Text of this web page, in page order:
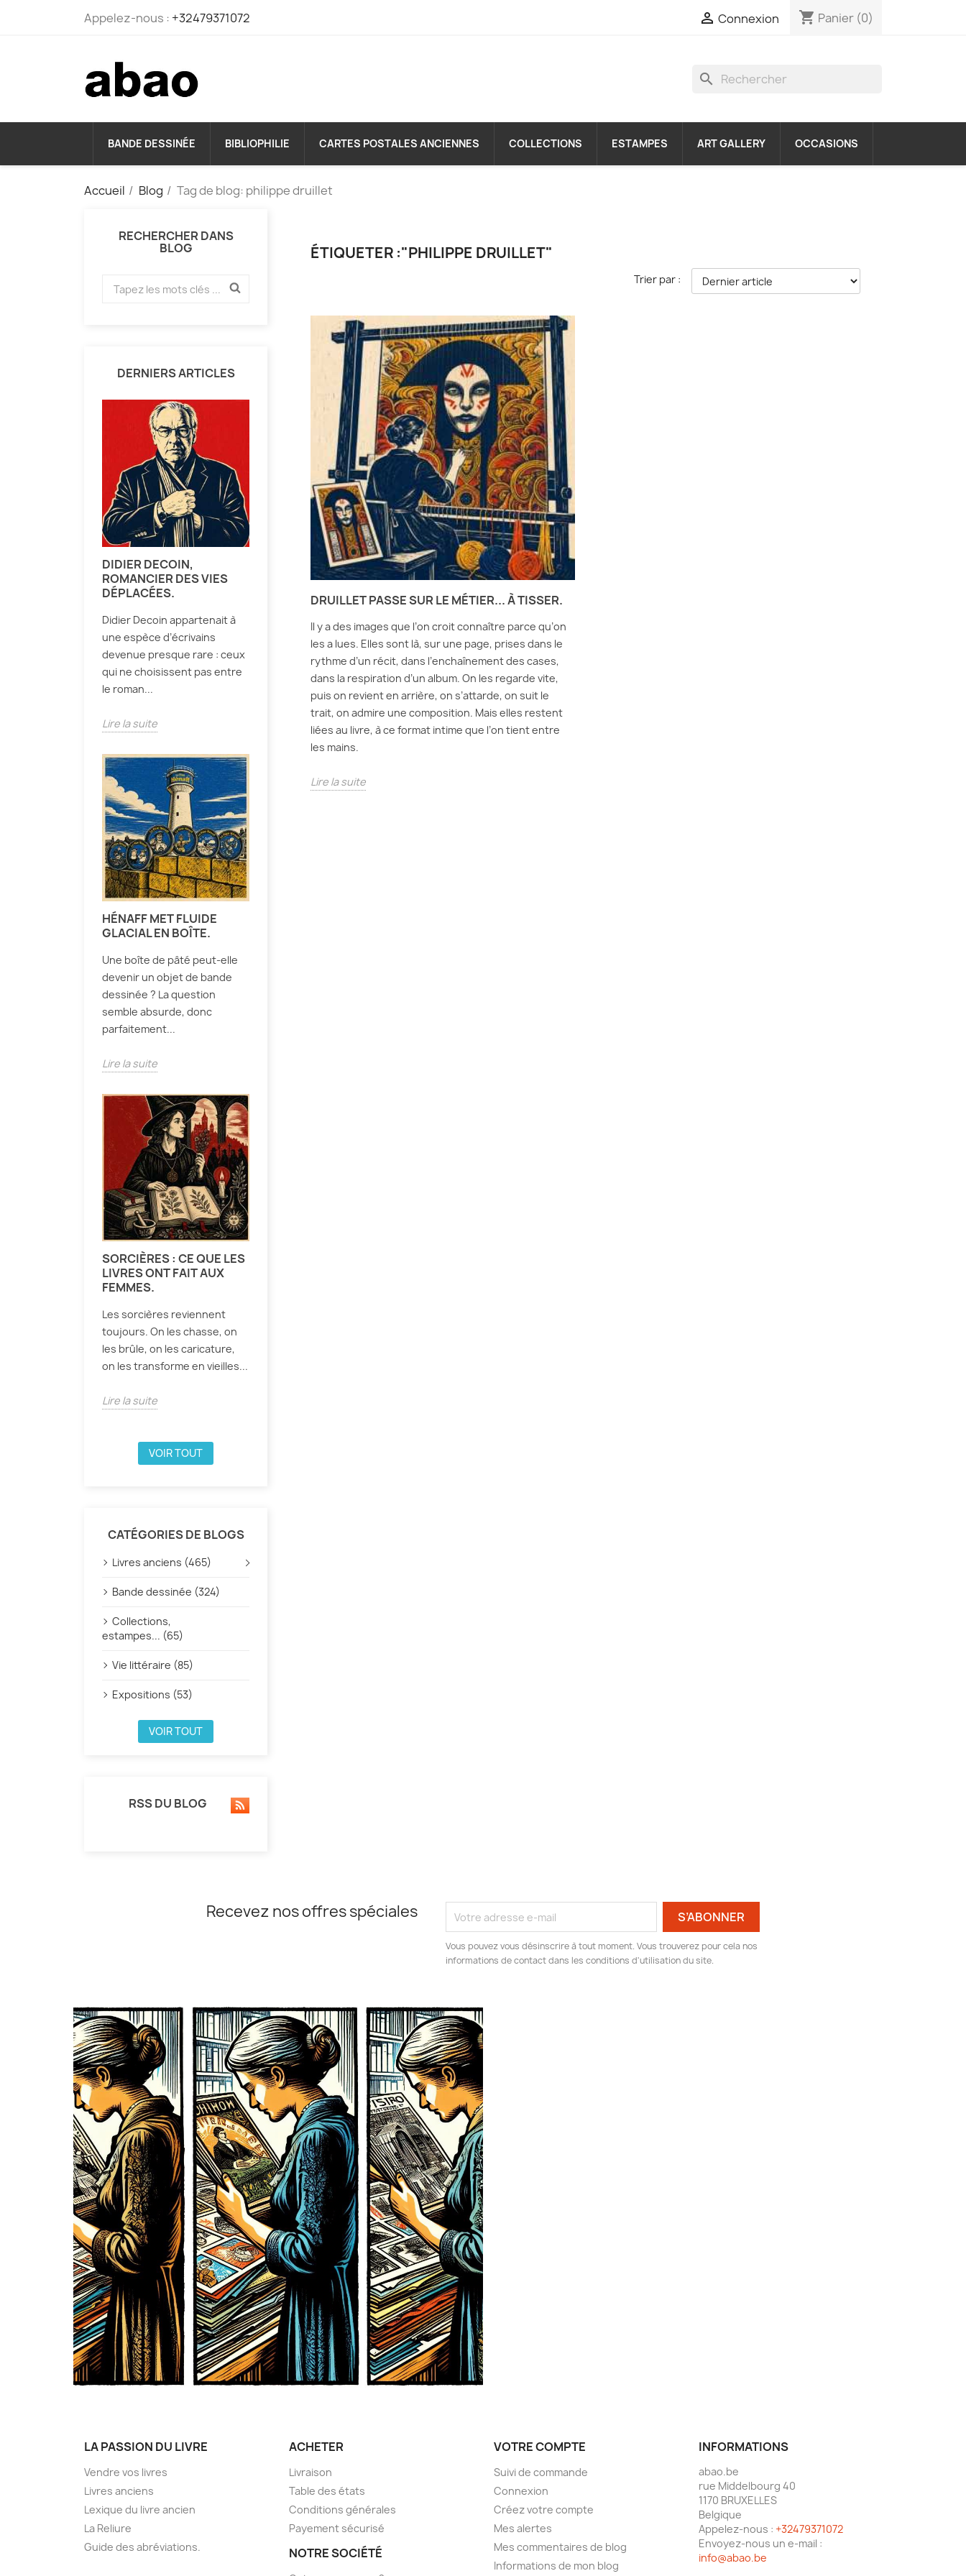
Appelez-nous : +32479371072  Connexion shopping_cart Panier (0)
search
BANDE DESSINÉE BIBLIOPHILIE CARTES POSTALES ANCIENNES COLLECTIONS ESTAMPES ART GALLERY OCCASIONS
Accueil Blog Tag de blog: philippe druillet
RECHERCHER DANS
BLOG
DERNIERS ARTICLES
DIDIER DECOIN,
ROMANCIER DES VIES
DÉPLACÉES.
Didier Decoin appartenait à
une espèce d’écrivains
devenue presque rare : ceux
qui ne choisissent pas entre
le roman...
Lire la suite
HÉNAFF MET FLUIDE
GLACIAL EN BOÎTE.
Une boîte de pâté peut-elle
devenir un objet de bande
dessinée ? La question
semble absurde, donc
parfaitement...
Lire la suite
SORCIÈRES : CE QUE LES
LIVRES ONT FAIT AUX
FEMMES.
Les sorcières reviennent
toujours. On les chasse, on
les brûle, on les caricature,
on les transforme en vieilles...
Lire la suite
VOIR TOUT
CATÉGORIES DE BLOGS
Livres anciens (465)
Bande dessinée (324)
Collections,
estampes... (65)
Vie littéraire (85)
Expositions (53)
VOIR TOUT
RSS DU BLOG
ÉTIQUETER :"PHILIPPE DRUILLET"
Trier par :
DRUILLET PASSE SUR LE MÉTIER... À TISSER.
Il y a des images que l’on croit connaître parce qu’on
les a lues. Elles sont là, sur une page, prises dans le
rythme d’un récit, dans l’enchaînement des cases,
dans la respiration d’un album. On les regarde vite,
puis on revient en arrière, on s’attarde, on suit le
trait, on admire une composition. Mais elles restent
liées au livre, à ce format intime que l’on tient entre
les mains.
Lire la suite
Recevez nos offres spéciales
Vous pouvez vous désinscrire à tout moment. Vous trouverez pour cela nos
informations de contact dans les conditions d'utilisation du site.
LA PASSION DU LIVRE
Vendre vos livres
Livres anciens
Lexique du livre ancien
La Reliure
Guide des abréviations.
ACHETER
Livraison
Table des états
Conditions générales
Payement sécurisé
NOTRE SOCIÉTÉ
VOTRE COMPTE
Suivi de commande
Connexion
Créez votre compte
Mes alertes
Mes commentaires de blog
Informations de mon blog
INFORMATIONS
abao.be
rue Middelbourg 40
1170 BRUXELLES
Belgique
Appelez-nous : +32479371072
Envoyez-nous un e-mail :
info@abao.be